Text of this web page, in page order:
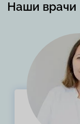
Наши врачи